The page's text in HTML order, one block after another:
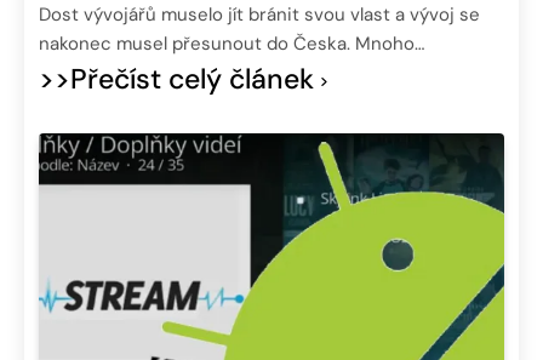
Dost vývojářů muselo jít bránit svou vlast a vývoj se
nakonec musel přesunout do Česka. Mnoho…
>>Přečíst celý článek